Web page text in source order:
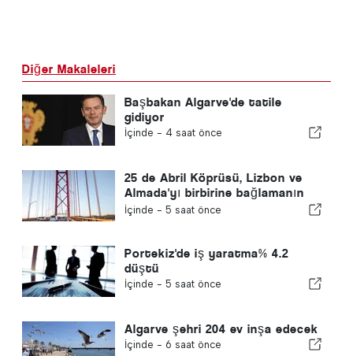
Diğer Makaleleri
Başbakan Algarve'de tatile
gidiyor
İçinde - 4 saat önce
25 de Abril Köprüsü, Lizbon ve
Almada'yı birbirine bağlamanın
60. yılını kutluyor
İçinde - 5 saat önce
Portekiz'de iş yaratma% 4.2
düştü
İçinde - 5 saat önce
Algarve şehri 204 ev inşa edecek
İçinde - 6 saat önce